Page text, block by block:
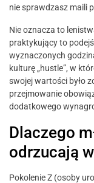
nie sprawdzasz maili
Nie oznacza to
praktykujący to
wyznaczonych
kulturę „hustle”, w
swojej wartości było
przejmowanie
dodatkowego
Dlaczego
odrzucają
Pokolenie Z (osoby